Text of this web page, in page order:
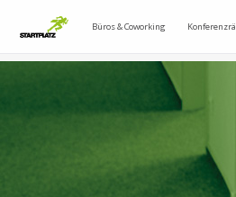
Büros & Coworking